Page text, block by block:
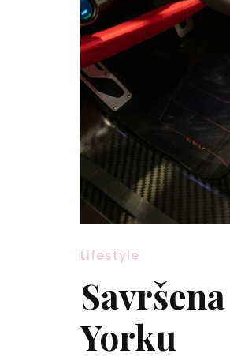
Lifestyle
Yorku